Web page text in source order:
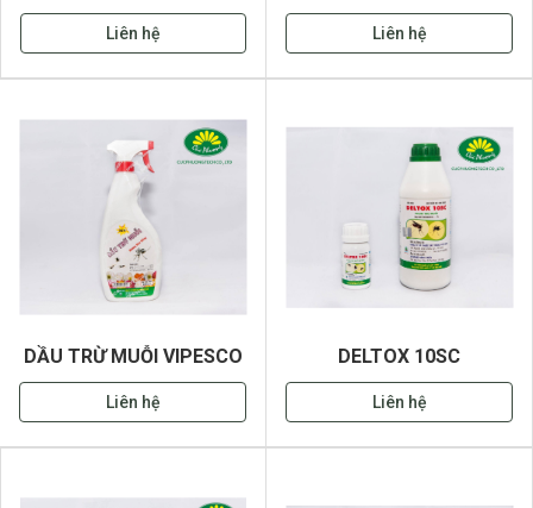
Liên hệ Liên hệ
DẦU TRỪ MUỖI VIPESCO
Liên hệ
DELTOX 10SC
Liên hệ